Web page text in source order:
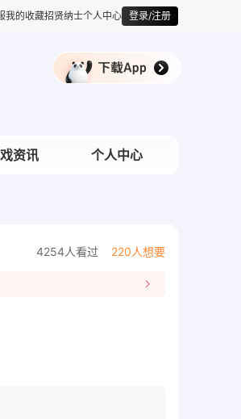
我的收藏招贤纳士个人中心 登录/注册
资讯 个人中心
4254人看过 220人想要